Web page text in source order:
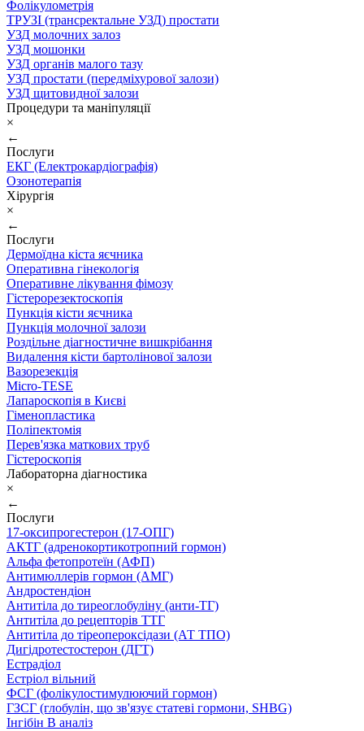
Фолікулометрія
ТРУЗІ (трансректальне УЗД) простати
УЗД молочних залоз
УЗД мошонки
УЗД органів малого тазу
УЗД простати (передміхурової залози)
УЗД щитовидної залози
Процедури та маніпуляції
×
←
Послуги
ЕКГ (Електрокардіографія)
Озонотерапія
Хірургія
×
←
Послуги
Дермоїдна кіста яєчника
Оперативна гінекологія
Оперативне лікування фімозу
Гістерорезектоскопія
Пункція кісти яєчника
Пункція молочної залози
Роздільне діагностичне вишкрібання
Видалення кісти бартолінової залози
Вазорезекція
Micro-TESE
Лапароскопія в Києві
Гіменопластика
Поліпектомія
Перев'язка маткових труб
Гістероскопія
Лабораторна діагностика
×
←
Послуги
17-оксипрогестерон (17-ОПГ)
АКТГ (адренокортикотропний гормон)
Альфа фетопротеїн (АФП)
Антимюллерів гормон (АМГ)
Андростендіон
Антитіла до тиреоглобуліну (анти-ТГ)
Антитіла до рецепторів ТТГ
Антитіла до тіреопероксідази (АТ ТПО)
Дигідротестостерон (ДГТ)
Естрадіол
Естріол вільний
ФСГ (фолікулостимулюючий гормон)
ГЗСГ (глобулін, що зв'язує статеві гормони, SHBG)
Інгібін B аналіз